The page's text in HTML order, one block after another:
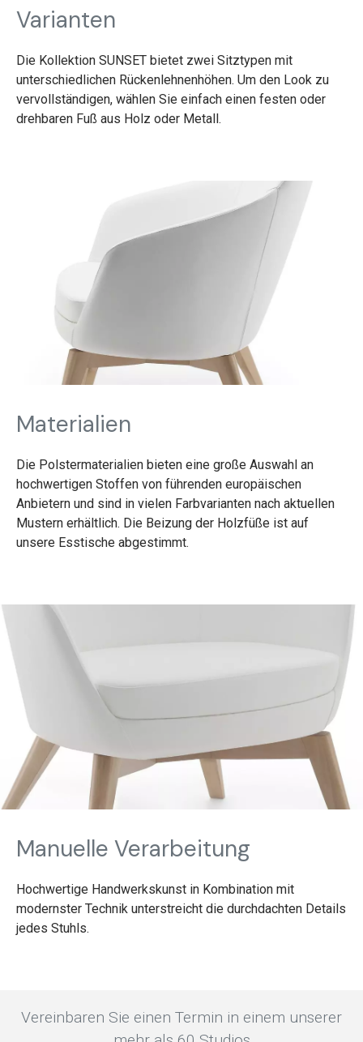
Varianten
Die Kollektion SUNSET bietet zwei Sitztypen mit
unterschiedlichen Rückenlehnenhöhen. Um den Look zu
vervollständigen, wählen Sie einfach einen festen oder
drehbaren Fuß aus Holz oder Metall.
Materialien
Die Polstermaterialien bieten eine große Auswahl an
hochwertigen Stoffen von führenden europäischen
Anbietern und sind in vielen Farbvarianten nach aktuellen
Mustern erhältlich. Die Beizung der Holzfüße ist auf
unsere Esstische abgestimmt.
Manuelle Verarbeitung
Hochwertige Handwerkskunst in Kombination mit
modernster Technik unterstreicht die durchdachten Details
jedes Stuhls.
Vereinbaren Sie einen Termin in einem unserer